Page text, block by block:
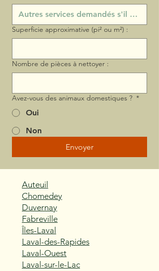
Superficie approximative (pi² ou m²) :
Nombre de pièces à nettoyer :
Avez-vous des animaux domestiques ? *
Oui
Non
Envoyer
Auteuil
Chomedey
Duvernay
Fabreville
Îles-Laval
Laval-des-Rapides
Laval-Ouest
Laval-sur-le-Lac